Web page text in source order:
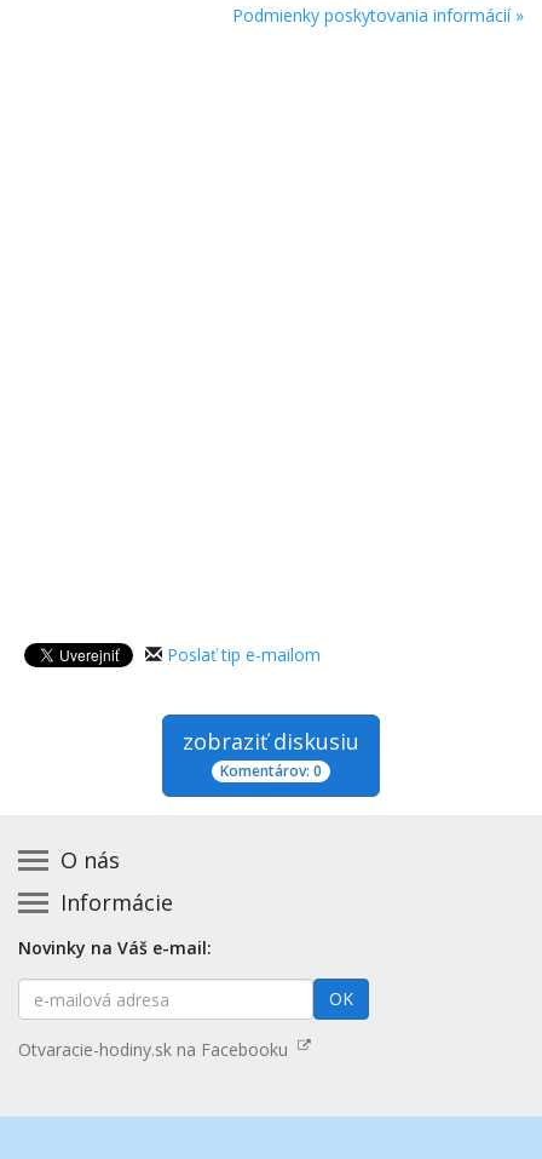
Podmienky poskytovania informácií »
Poslať tip e-mailom
zobraziť diskusiu
Komentárov: 0
O nás
Kontakt na prevádzkovateľa
Zásady používania cookies
Prehlásenie o prístupnosti
Mapa stránok
Informácie
Základná registrácia otváracích hodín zadarmo
Platené služby
Nenašli ste otváracie hodiny? Pošlite nám tip
Aktualizácia otváracích hodín
Novinky na Váš e-mail:
E-
mailová
OK
Otvaracie-hodiny.sk na Facebooku